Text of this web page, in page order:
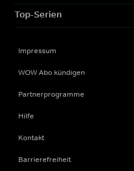
Top-Serien
Impressum
WOW Abo kündigen
Partnerprogramme
Hilfe
Kontakt
Barrierefreiheit